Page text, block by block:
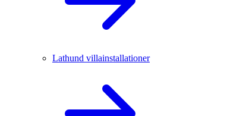
Lathund villainstallationer